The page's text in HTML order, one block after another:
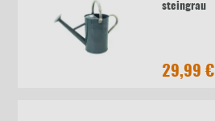
steingrau
29,99 €